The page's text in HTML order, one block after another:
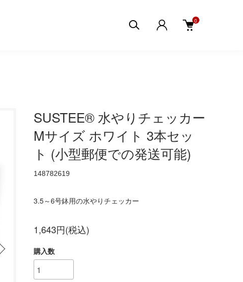
0
SUSTEE® 水やりチェッカー
Mサイズ ホワイト 3本セッ
ト (小型郵便での発送可能)
148782619
3.5～6号鉢用の水やりチェッカー
1,643円(税込)
購入数